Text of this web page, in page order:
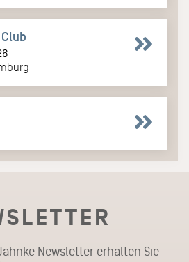
Newsletter erhalten Sie